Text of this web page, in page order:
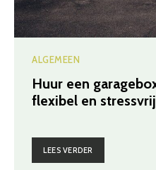
ALGEMEEN
Huur een
flexibel en stressvrij
LEES VERDER